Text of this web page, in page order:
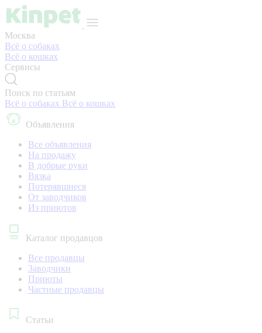
Москва
Всё о собаках
Всё о кошках
Сервисы
Поиск по статьям
Всё о собаках Всё о кошках
Объявления
Все объявления
На продажу
В добрые руки
Вязка
Потерявшиеся
От заводчиков
Из приютов
Каталог продавцов
Все продавцы
Заводчики
Приюты
Частные продавцы
Статьи